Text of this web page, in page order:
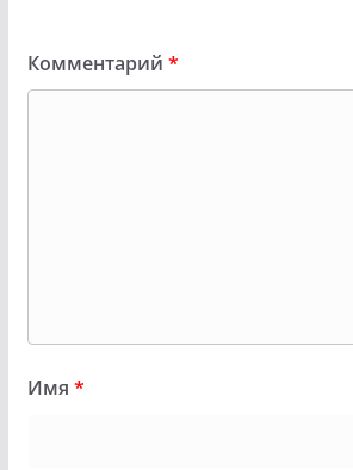
Комментарий *
Имя *